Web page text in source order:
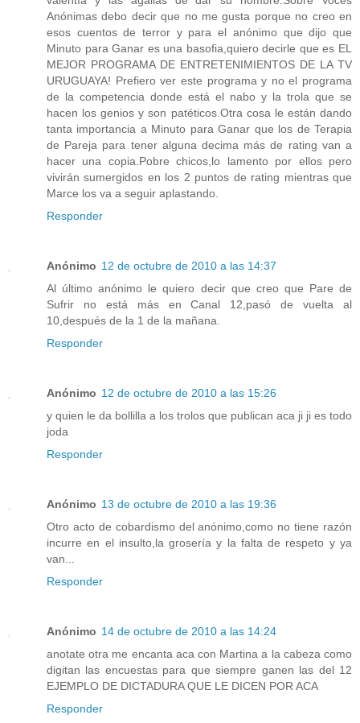
Anónimas debo decir que no me gusta porque no creo en
esos cuentos de terror y para el anónimo que dijo que
Minuto para Ganar es una basofia,quiero decirle que es EL
MEJOR PROGRAMA DE ENTRETENIMIENTOS DE LA TV
URUGUAYA! Prefiero ver este programa y no el programa
de la competencia donde está el nabo y la trola que se
hacen los genios y son patéticos.Otra cosa le están dando
tanta importancia a Minuto para Ganar que los de Terapia
de Pareja para tener alguna decima más de rating van a
hacer una copia.Pobre chicos,lo lamento por ellos pero
vivirán sumergidos en los 2 puntos de rating mientras que
Marce los va a seguir aplastando.
Responder
Anónimo 12 de octubre de 2010 a las 14:37
Al último anónimo le quiero decir que creo que Pare de
Sufrir no está más en Canal 12,pasó de vuelta al
10,después de la 1 de la mañana.
Responder
Anónimo 12 de octubre de 2010 a las 15:26
y quien le da bollilla a los trolos que publican aca ji ji es todo
joda
Responder
Anónimo 13 de octubre de 2010 a las 19:36
Otro acto de cobardismo del anónimo,como no tiene razón
incurre en el insulto,la grosería y la falta de respeto y ya
van...
Responder
Anónimo 14 de octubre de 2010 a las 14:24
anotate otra me encanta aca con Martina a la cabeza como
digitan las encuestas para que siempre ganen las del 12
EJEMPLO DE DICTADURA QUE LE DICEN POR ACA
Responder